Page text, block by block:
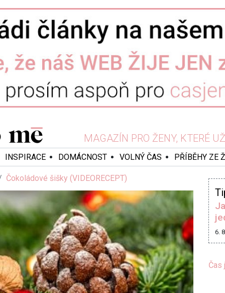
MAGAZÍN PRO ŽENY, KTERÉ
INSPIRACE DOMÁCNOST VOLNÝ ČAS PŘÍBĚHY ZE
Čokoládové šišky (VIDEORECEPT)
6.
Čas